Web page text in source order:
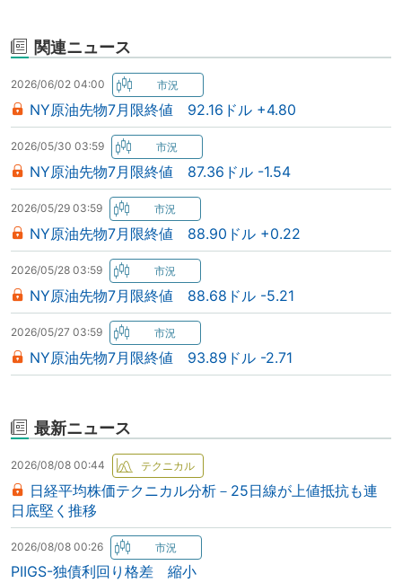
関連ニュース
2026/06/02 04:00
NY原油先物7月限終値 92.16ドル +4.80
2026/05/30 03:59
NY原油先物7月限終値 87.36ドル -1.54
2026/05/29 03:59
NY原油先物7月限終値 88.90ドル +0.22
2026/05/28 03:59
NY原油先物7月限終値 88.68ドル -5.21
2026/05/27 03:59
NY原油先物7月限終値 93.89ドル -2.71
最新ニュース
2026/08/08 00:44
日経平均株価テクニカル分析－25日線が上値抵抗も連
日底堅く推移
2026/08/08 00:26
PIIGS-独債利回り格差 縮小